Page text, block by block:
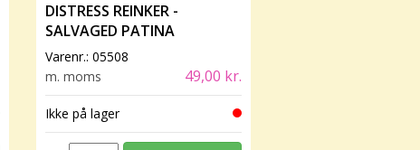
DISTRESS REINKER -
SALVAGED PATINA
Varenr.:05508
m. moms
49,00 kr.
Ikke på lager